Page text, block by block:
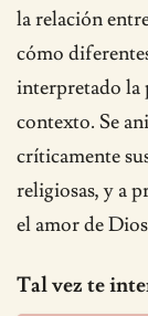
la relación
cómo
interpretado la
contexto. Se
críticamente
religiosas, y a
el amor de
Tal vez te